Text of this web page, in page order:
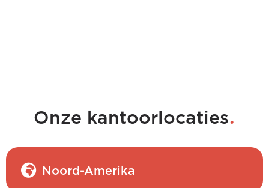
Onze kantoorlocaties.
Noord-Amerika